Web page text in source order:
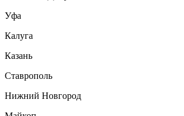
Уфа
Калуга
Казань
Ставрополь
Нижний Новгород